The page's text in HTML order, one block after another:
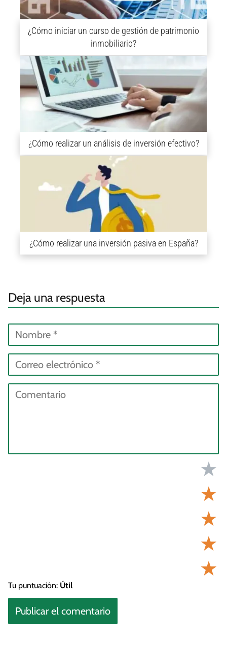
¿Cómo iniciar un curso de gestión de patrimonio
inmobiliario?
¿Cómo realizar un análisis de inversión efectivo?
¿Cómo realizar una inversión pasiva en España?
Deja una respuesta
★
★
★
★
★
Tu puntuación: Útil